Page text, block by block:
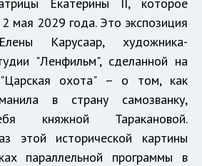
мая 2029 года. Это экспозиция
Карусаар, художника-
"Ленфильм", сделанной на
охота" – о том, как
в страну самозванку,
княжной Таракановой.
этой исторической картины
параллельной программы в